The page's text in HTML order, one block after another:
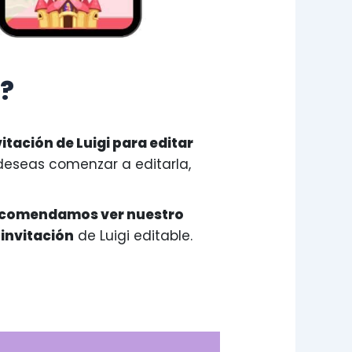
de Luigi para editar
comenzar a editarla,
ver nuestro
de Luigi editable.